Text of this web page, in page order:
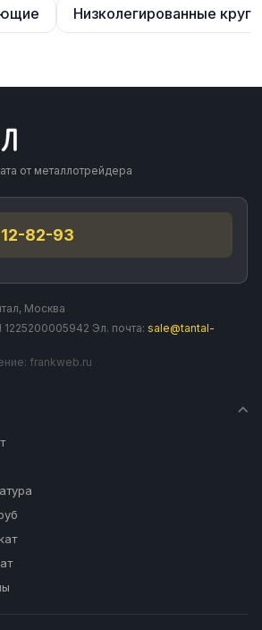
Низколегированные круги
от металлотрейдера
82-93
Москва
Эл. почта: sale@tantal-
frankweb.ru